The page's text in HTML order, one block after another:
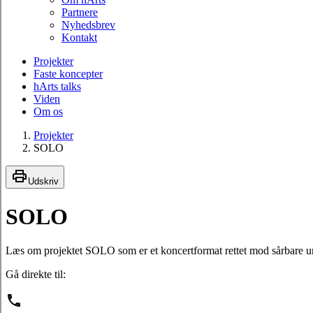
Partnere
Nyhedsbrev
Kontakt
Projekter
Faste koncepter
hArts talks
Viden
Om os
Projekter
SOLO
Udskriv
SOLO
Læs om projektet SOLO som er et koncertformat rettet mod sårbare
Gå direkte til: